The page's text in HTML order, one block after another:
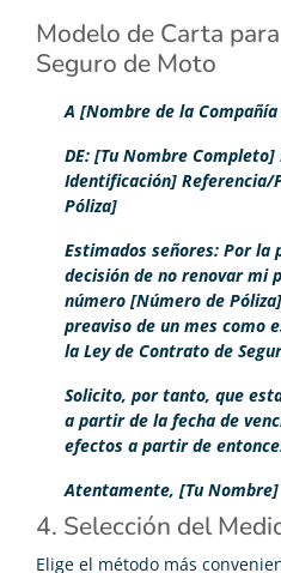
Modelo de Carta
Seguro de Moto
A [Nombre de la
DE: [Tu Nombre
Identificación] Referencia/
Póliza]
Estimados señores: Por la
decisión de no renovar mi
número [Número de
preaviso de un mes como
la Ley de Contrato de
Solicito, por tanto, que
a partir de la fecha de
efectos a partir de
Atentamente, [Tu Nombre]
4. Selección del
Elige el método más